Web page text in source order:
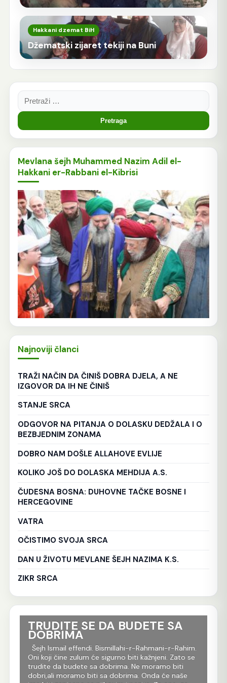
Hakkani dzemat BiH
Džematski zijaret tekiji na Buni
Pretraga:
Mevlana šejh Muhammed Nazim Adil el-
Hakkani er-Rabbani el-Kibrisi
Najnoviji članci
TRAŽI NAČIN DA ČINIŠ DOBRA DJELA, A NE
IZGOVOR DA IH NE ČINIŠ
STANJE SRCA
ODGOVOR NA PITANJA O DOLASKU DEDŽALA I O
BEZBJEDNIM ZONAMA
DOBRO NAM DOŠLE ALLAHOVE EVLIJE
KOLIKO JOŠ DO DOLASKA MEHDIJA A.S.
ČUDESNA BOSNA: DUHOVNE TAČKE BOSNE I
HERCEGOVINE
VATRA
OČISTIMO SVOJA SRCA
DAN U ŽIVOTU MEVLANE ŠEJH NAZIMA K.S.
ZIKR SRCA
TRUDITE SE DA BUDETE SA
DOBRIMA
Šejh Ismail effendi. Bismillahi-r-Rahmani-r-Rahim.
Oni koji čine zulum će sigurno biti kažnjeni. Zato se
trudite da budete sa dobrima. Ne moramo biti
dobri,ali moramo biti sa dobrima. Onda će naše